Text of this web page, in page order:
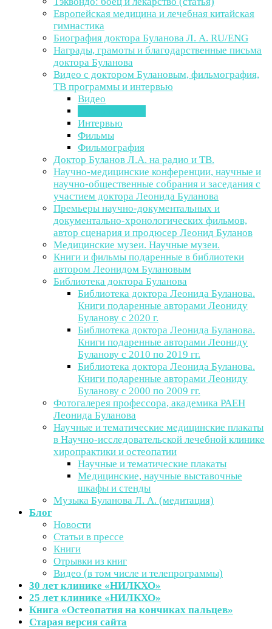
Европейская медицина и лечебная китайская
гимнастика
Биография доктора Буланова Л. А. RU/ENG
Награды, грамоты и благодарственные письма
доктора Буланова
Видео с доктором Булановым, фильмография,
ТВ программы и интервью
Видео
Интервью
Фильмы
Фильмография
Доктор Буланов Л.А. на радио и ТВ.
Научно-медицинские конференции, научные и
научно-общественные собрания и заседания с
участием доктора Леонида Буланова
Премьеры научно-документальных и
документально-хронологических фильмов,
автор сценария и продюсер Леонид Буланов
Медицинские музеи. Научные музеи.
Книги и фильмы подаренные в библиотеки
автором Леонидом Булановым
Библиотека доктора Буланова
Библиотека доктора Леонида Буланова.
Книги подаренные авторами Леониду
Буланову с 2020 г.
Библиотека доктора Леонида Буланова.
Книги подаренные авторами Леониду
Буланову с 2010 по 2019 гг.
Библиотека доктора Леонида Буланова.
Книги подаренные авторами Леониду
Буланову с 2000 по 2009 гг.
Фотогалерея профессора, академика РАЕН
Леонида Буланова
Научные и тематические медицинские плакаты
в Научно-исследовательской лечебной клинике
хиропрактики и остеопатии
Научные и тематические плакаты
Медицинские, научные выставочные
шкафы и стенды
Музыка Буланова Л. А. (медитация)
Блог
Новости
Статьи в прессе
Книги
Отрывки из книг
Видео (в том числе и телепрограммы)
30 лет клинике «НИЛКХО»
25 лет клинике «НИЛКХО»
Книга «Остеопатия на кончиках пальцев»
Старая версия сайта